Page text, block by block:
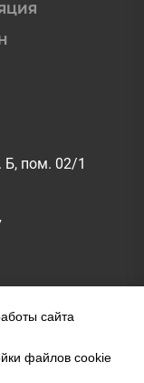
Позвонить
Б, пом. 02/1
сайта
файлов cookie